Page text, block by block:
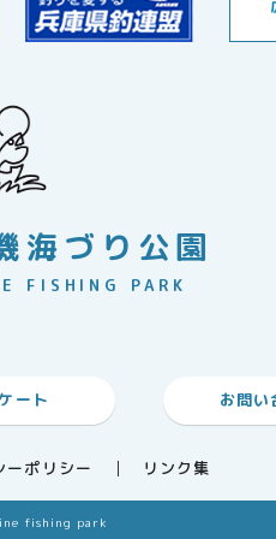
海づり公園
FISHING PARK
ート お問い
ーポリシー リンク集
fishing park